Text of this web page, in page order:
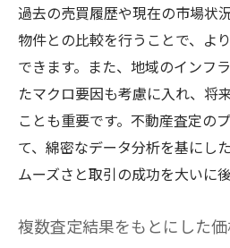
過去の売買履歴や現在の市場状
物件との比較を行うことで、よ
できます。また、地域のインフ
たマクロ要因も考慮に入れ、将
ことも重要です。不動産査定の
て、綿密なデータ分析を基にし
ムーズさと取引の成功を大いに
複数査定結果をもとにした